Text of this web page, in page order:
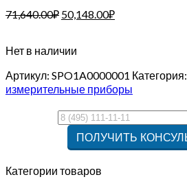
71,640.00₽ 50,148.00₽
Нет в наличии
Артикул: SPO1A0000001 Категория:
измерительные приборы
Категории товаров